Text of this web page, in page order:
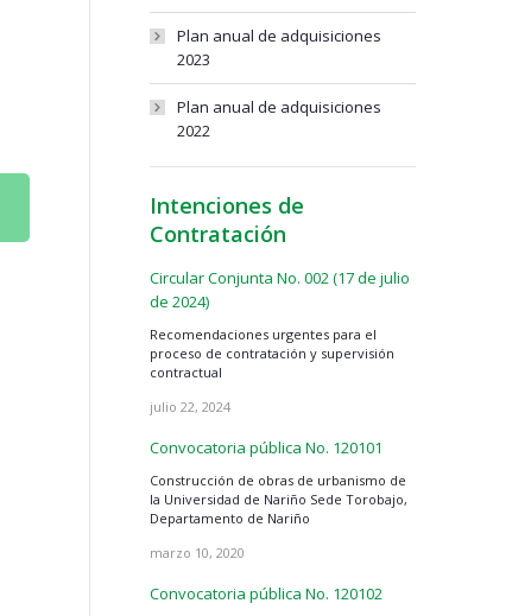
Plan anual de adquisiciones
2023
Plan anual de adquisiciones
2022
Intenciones de
Contratación
Circular Conjunta No. 002 (17 de julio
de 2024)
Recomendaciones urgentes para el
proceso de contratación y supervisión
contractual
julio 22, 2024
Convocatoria pública No. 120101
Construcción de obras de urbanismo de
la Universidad de Nariño Sede Torobajo,
Departamento de Nariño
marzo 10, 2020
Convocatoria pública No. 120102